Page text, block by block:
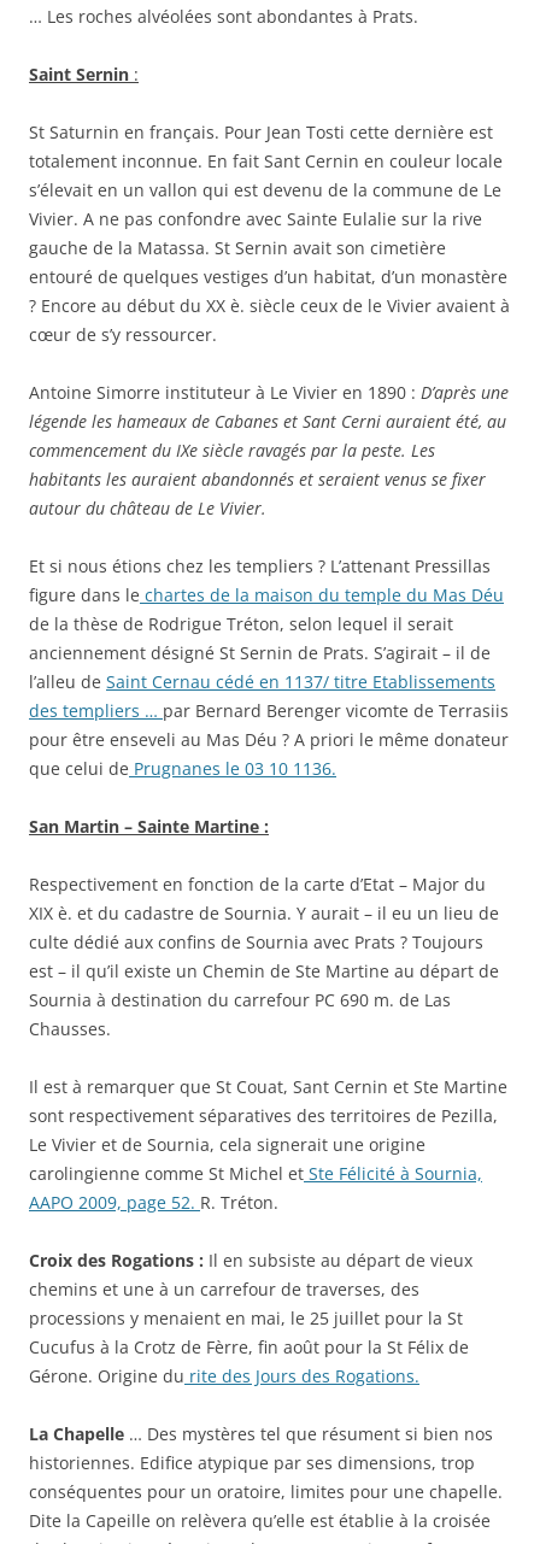
… Les roches alvéolées sont abondantes à Prats.
Saint Sernin :
St Saturnin en français. Pour Jean Tosti cette dernière est
totalement inconnue. En fait Sant Cernin en couleur locale
s’élevait en un vallon qui est devenu de la commune de Le
Vivier. A ne pas confondre avec Sainte Eulalie sur la rive
gauche de la Matassa. St Sernin avait son cimetière
entouré de quelques vestiges d’un habitat, d’un monastère
? Encore au début du XX è. siècle ceux de le Vivier avaient à
cœur de s’y ressourcer.
Antoine Simorre instituteur à Le Vivier en 1890 : D’après une
légende les hameaux de Cabanes et Sant Cerni auraient été, au
commencement du IXe siècle ravagés par la peste. Les
habitants les auraient abandonnés et seraient venus se fixer
autour du château de Le Vivier.
Et si nous étions chez les templiers ? L’attenant Pressillas
figure dans le chartes de la maison du temple du Mas Déu
de la thèse de Rodrigue Tréton, selon lequel il serait
anciennement désigné St Sernin de Prats. S’agirait – il de
l’alleu de Saint Cernau cédé en 1137/ titre Etablissements
des templiers … par Bernard Berenger vicomte de Terrasiis
pour être enseveli au Mas Déu ? A priori le même donateur
que celui de Prugnanes le 03 10 1136.
San Martin – Sainte Martine :
Respectivement en fonction de la carte d’Etat – Major du
XIX è. et du cadastre de Sournia. Y aurait – il eu un lieu de
culte dédié aux confins de Sournia avec Prats ? Toujours
est – il qu’il existe un Chemin de Ste Martine au départ de
Sournia à destination du carrefour PC 690 m. de Las
Chausses.
Il est à remarquer que St Couat, Sant Cernin et Ste Martine
sont respectivement séparatives des territoires de Pezilla,
Le Vivier et de Sournia, cela signerait une origine
carolingienne comme St Michel et Ste Félicité à Sournia,
AAPO 2009, page 52. R. Tréton.
Croix des Rogations : Il en subsiste au départ de vieux
chemins et une à un carrefour de traverses, des
processions y menaient en mai, le 25 juillet pour la St
Cucufus à la Crotz de Fèrre, fin août pour la St Félix de
Gérone. Origine du rite des Jours des Rogations.
La Chapelle … Des mystères tel que résument si bien nos
historiennes. Edifice atypique par ses dimensions, trop
conséquentes pour un oratoire, limites pour une chapelle.
Dite la Capeille on relèvera qu’elle est établie à la croisée